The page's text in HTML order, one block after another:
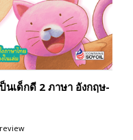
นเด็กดี 2 ภาษา อังกฤษ-